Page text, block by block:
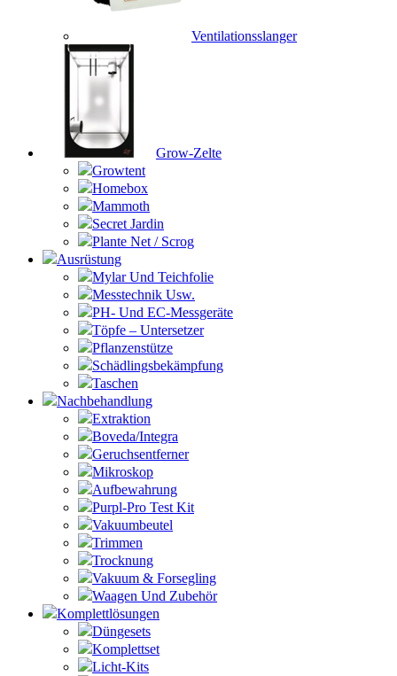
Ventilationsslanger
Grow-Zelte
Growtent
Homebox
Mammoth
Secret Jardin
Plante Net / Scrog
Ausrüstung
Mylar Und Teichfolie
Messtechnik Usw.
PH- Und EC-Messgeräte
Töpfe – Untersetzer
Pflanzenstütze
Schädlingsbekämpfung
Taschen
Nachbehandlung
Extraktion
Boveda/Integra
Geruchsentferner
Mikroskop
Aufbewahrung
Purpl-Pro Test Kit
Vakuumbeutel
Trimmen
Trocknung
Vakuum & Forsegling
Waagen Und Zubehör
Komplettlösungen
Düngesets
Komplettset
Licht-Kits